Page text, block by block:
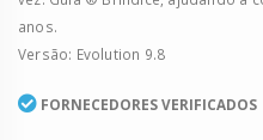
anos.
Versão: Evolution 9.8
FORNECEDORES VERIFICADOS